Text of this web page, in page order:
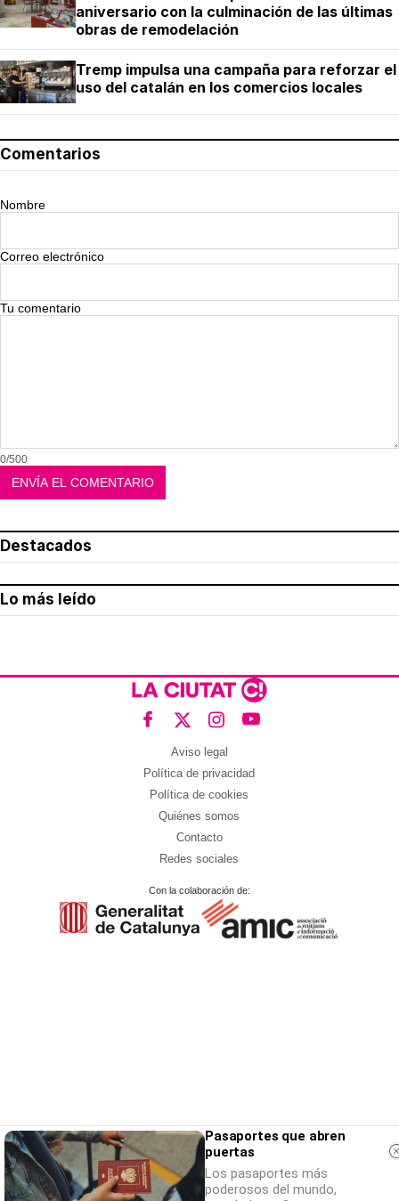
aniversario con la culminación de las últimas
obras de remodelación
Tremp impulsa una campaña para reforzar el
uso del catalán en los comercios locales
Comentarios
Nombre
Correo electrónico
Tu comentario
0/500
Destacados
Lo más leído
Aviso legal
Política de privacidad
Política de cookies
Quiénes somos
Contacto
Redes sociales
Con la colaboración de:
Pasaportes que abren
puertas
Los pasaportes más
poderosos del mundo,